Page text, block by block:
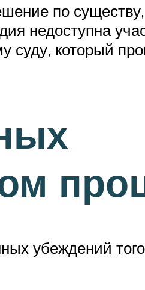
по
недоступна
суду, который
убеждений